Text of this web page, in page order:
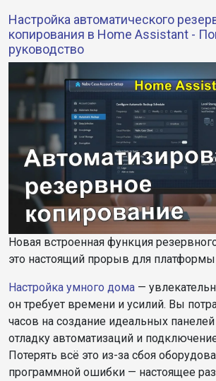
Настройка автоматического
копирования в Home Assistant -
руководство
Новая встроенная функция
это настоящий прорыв для
Настройка умного дома —
он требует времени и усилий. Вы
часов на создание идеальных
отладку автоматизаций и
Потерять всё это из-за сбоя
программной ошибки — настоящее